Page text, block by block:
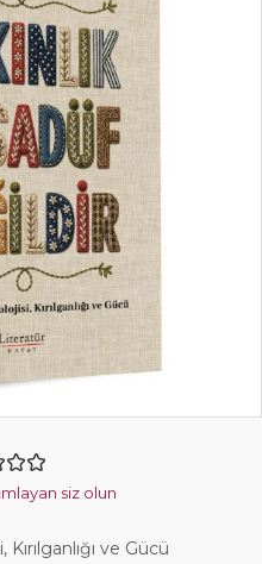
siz olun
ve Gücü